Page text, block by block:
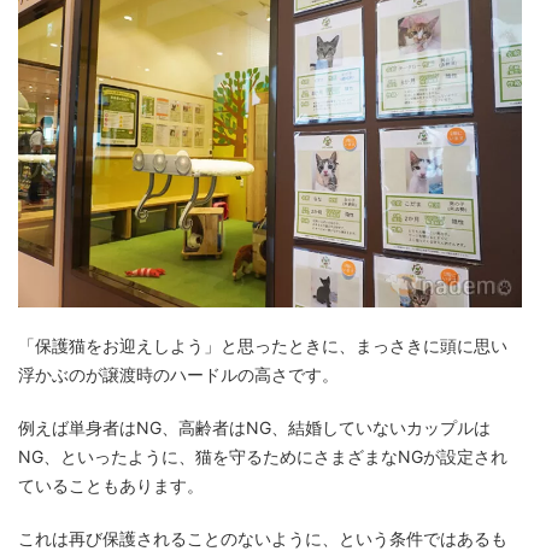
「保護猫をお迎えしよう」と思ったときに、まっさきに頭に思い
浮かぶのが譲渡時のハードルの高さです。
例えば単身者はNG、高齢者はNG、結婚していないカップルは
NG、といったように、猫を守るためにさまざまなNGが設定され
ていることもあります。
これは再び保護されることのないように、という条件ではあるも